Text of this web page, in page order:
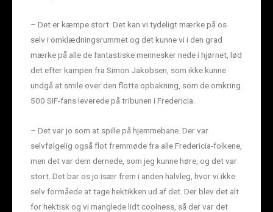
– Det er kæmpe stort. Det kan vi tydeligt mærke på os
selv i omklædningsrummet og det kunne vi i den grad
mærke på alle de fantastiske mennesker nede i hjørnet, lød
det efter kampen fra Simon Jakobsen, som ikke kunne
undgå at smile over den flotte opbakning, som de omkring
500 SIF-fans leverede på tribunen i Fredericia.
– Det var jo som at spille på hjemmebane. Der var
selvfølgelig også flot fremmøde fra alle Fredericia-folkene,
men det var dem dernede, som jeg kunne høre, og det var
stort. Det bar os jo især frem i anden halvleg, hvor vi ikke
selv formåede at tage hektikken ud af det. Der blev det alt
for hektisk og vi manglede lidt coolness, så der var det